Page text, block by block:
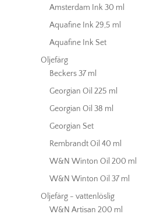
Amsterdam Ink 30 ml
Aquafine Ink 29,5 ml
Aquafine Ink Set
Oljefärg
Beckers 37 ml
Georgian Oil 225 ml
Georgian Oil 38 ml
Georgian Set
Rembrandt Oil 40 ml
W&N Winton Oil 200 ml
W&N Winton Oil 37 ml
Oljefärg - vattenlöslig
W&N Artisan 200 ml